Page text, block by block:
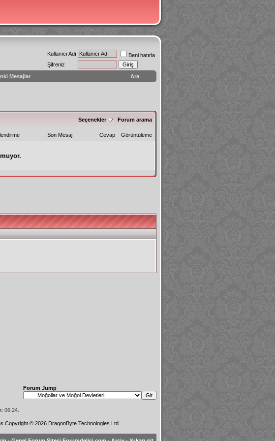
Kullanıcı Adı
Beni hatırla
Şifreniz
Mesajlar Ara
Seçenekler Forum arama
Son Mesaj Cevap Görüntüleme
Forum Jump
06:24.
Copyright © 2026 DragonByte Technologies Ltd.